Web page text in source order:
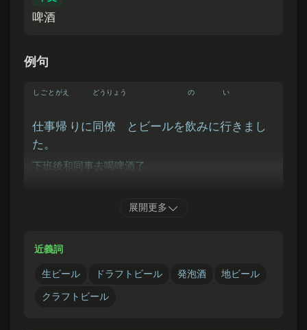
啤酒
例句
仕事
しごと
帰
がえ
りに 同僚
どうりょう
とビールを飲
の
みに行
い
きまし
た。
下班後和同事去喝啤酒了。
這家店的生啤酒又便宜又好喝喔。
展開更多
近義詞
生ビール ドラフトビール 発泡酒 地ビール
クラフトビール